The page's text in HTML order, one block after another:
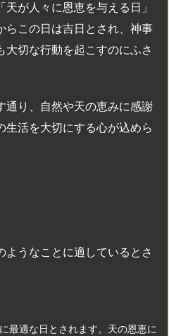
が人々に恩恵を与える日」
らこの日は吉日とされ、神事
切な行動を起こすのにふさ
通り、自然や天の恵みに感謝
生活を大切にする心が込めら
うなことに適しているとさ
最適な日とされます。天の恩恵に